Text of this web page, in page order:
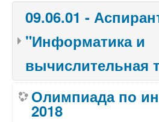
09.06.01 -
"Информатика и
вычислительная
Олимпиада по
2018